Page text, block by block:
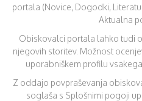
portala (Novice, Dogodki,
Aktualna
Obiskovalci portala lahko tudi
njegovih storitev. Možnost
uporabniškem profilu
Z oddajo povpraševanja
soglaša s Splošnimi pogoji